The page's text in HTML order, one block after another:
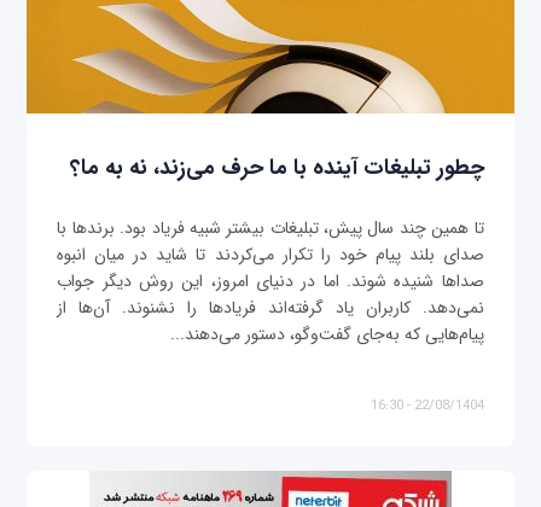
چطور تبلیغات آینده با ما حرف می‌زند، نه به ما؟
تا همین چند سال پیش، تبلیغات بیشتر شبیه فریاد بود. برندها با
صدای بلند پیام خود را تکرار می‌کردند تا شاید در میان انبوه
صداها شنیده شوند. اما در دنیای امروز، این روش دیگر جواب
نمی‌دهد. کاربران یاد گرفته‌اند فریادها را نشنوند. آن‌ها از
پیام‌هایی که به‌جای گفت‌وگو، دستور می‌دهند...
22/08/1404 - 16:30